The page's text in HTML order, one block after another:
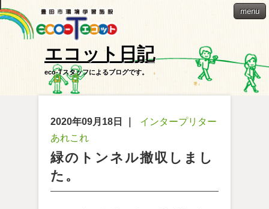
menu
エコット日記
eco-Tスタッフによるブログです。
2020年09月18日
インタープリター
あれこれ
緑のトンネル撤収しまし
た。